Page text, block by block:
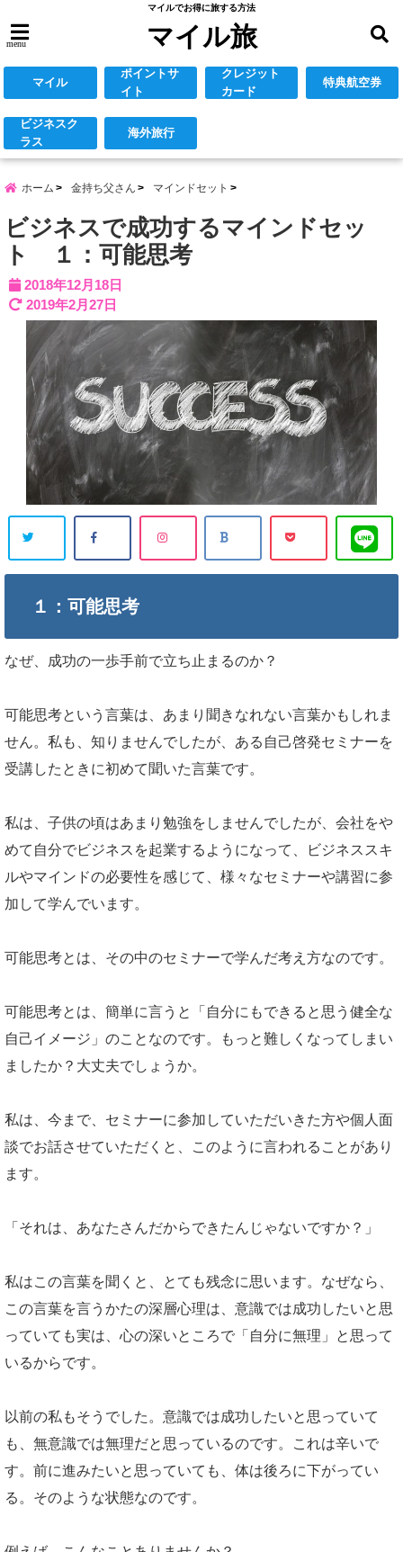
マイルでお得に旅する方法
menu マイル旅
マイル
ポイントサ
イト
クレジット
カード
特典航空券
ビジネスク
ラス
海外旅行
ホーム 金持ち父さん マインドセット
ビジネスで成功するマインドセッ
ト １：可能思考
2018年12月18日
2019年2月27日
１：可能思考
なぜ、成功の一歩手前で立ち止まるのか？
可能思考という言葉は、あまり聞きなれない言葉かもしれま
せん。私も、知りませんでしたが、ある自己啓発セミナーを
受講したときに初めて聞いた言葉です。
私は、子供の頃はあまり勉強をしませんでしたが、会社をや
めて自分でビジネスを起業するようになって、ビジネススキ
ルやマインドの必要性を感じて、様々なセミナーや講習に参
加して学んでいます。
可能思考とは、その中のセミナーで学んだ考え方なのです。
可能思考とは、簡単に言うと「自分にもできると思う健全な
自己イメージ」のことなのです。もっと難しくなってしまい
ましたか？大丈夫でしょうか。
私は、今まで、セミナーに参加していただいきた方や個人面
談でお話させていただくと、このように言われることがあり
ます。
「それは、あなたさんだからできたんじゃないですか？」
私はこの言葉を聞くと、とても残念に思います。なぜなら、
この言葉を言うかたの深層心理は、意識では成功したいと思
っていても実は、心の深いところで「自分に無理」と思って
いるからです。
以前の私もそうでした。意識では成功したいと思っていて
も、無意識では無理だと思っているのです。これは辛いで
す。前に進みたいと思っていても、体は後ろに下がってい
る。そのような状態なのです。